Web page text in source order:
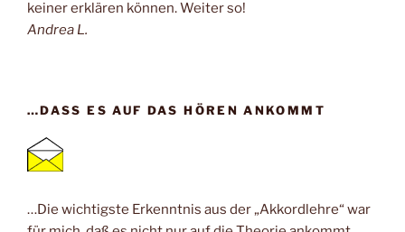
keiner erklären können. Weiter so!
Andrea L.
…DASS ES AUF DAS HÖREN ANKOMMT
…Die wichtigste Erkenntnis aus der „Akkordlehre“ war